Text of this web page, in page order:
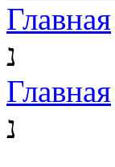
Главная
נ
Главная
נ